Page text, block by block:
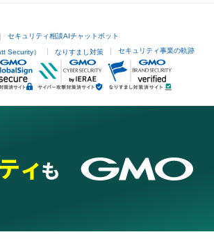
セキュリティ相談AIチャットボット
Security） なりすまし対策 セキュリティ事業の軌跡